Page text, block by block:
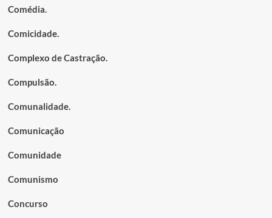
Comédia.
Comicidade.
Complexo de Castração.
Compulsão.
Comunalidade.
Comunicação
Comunidade
Comunismo
Concurso